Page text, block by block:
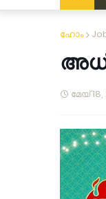
ഹോം
മേയ് 18,